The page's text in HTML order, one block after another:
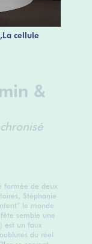
cellule
&
formée de deux
Stéphanie
le monde
semble une
est un faux
du réel